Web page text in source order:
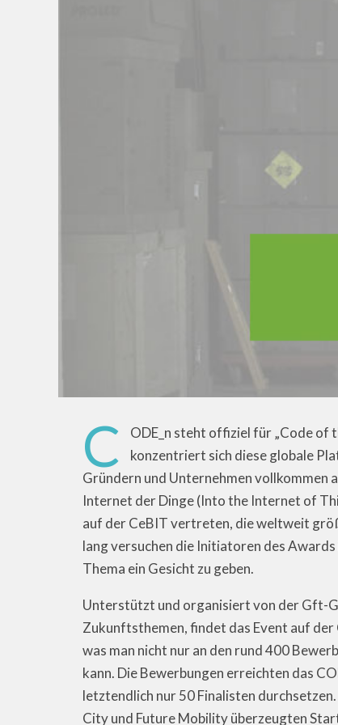
C
ODE_n steht offiziel für „Code of
konzentriert sich diese globale
Gründern und Unternehmen
Internet der Dinge (Into the Internet of
auf der CeBIT vertreten, die weltweit
lang versuchen die Initiatoren des
Thema ein Gesicht zu geben.
Unterstützt und organisiert von der Gft-
Zukunftsthemen, findet das Event auf
was man nicht nur an den rund 400
kann. Die Bewerbungen erreichten das
letztendlich nur 50 Finalisten
City und Future Mobility überzeugten